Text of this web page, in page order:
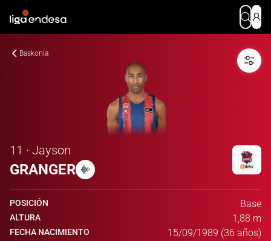
Baskonia
11 · Jayson
GRANGER
POSICIÓN Base
ALTURA 1,88 m
FECHA NACIMIENTO 15/09/1989 (36 años)